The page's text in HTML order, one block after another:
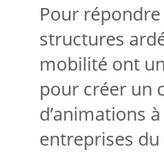
Pour
structures
mobilité ont
pour créer un
d’animations
entreprises